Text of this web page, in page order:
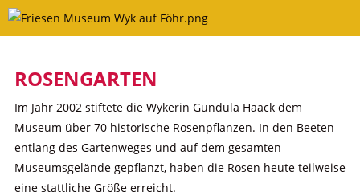
Skip
ROSENGARTEN
Im Jahr 2002 stiftete die Wykerin Gundula Haack dem
Museum über 70 historische Rosenpflanzen. In den Beeten
entlang des Gartenweges und auf dem gesamten
Museumsgelände gepflanzt, haben die Rosen heute teilweise
eine stattliche Größe erreicht.